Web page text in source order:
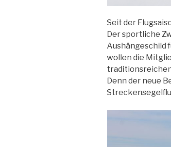
Seit der
Der sportliche
Aushängeschild
wollen die
Denn der neue